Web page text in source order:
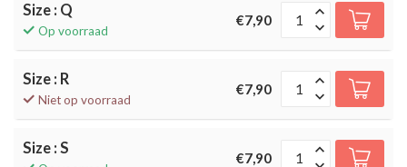
Size : Q
Op voorraad
€7,90
Size : R
Niet op voorraad
€7,90
Size : S
€7,90